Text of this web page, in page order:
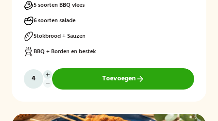
5 soorten BBQ vlees
6 soorten salade
Stokbrood + Sauzen
BBQ + Borden en bestek
Toevoegen